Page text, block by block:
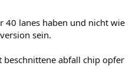
40 lanes haben und nicht wie
sein.
abfall chip opfer